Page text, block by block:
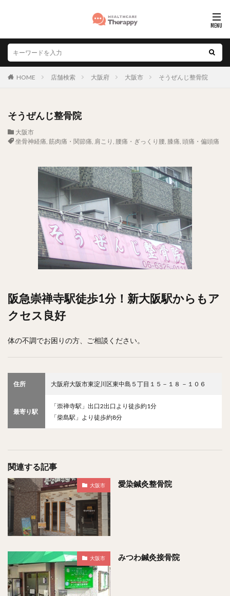
HOME 店舗検索 大阪府 大阪市 そうぜんじ整骨院
そうぜんじ整骨院
大阪市
坐骨神経痛, 筋肉痛・関節痛, 肩こり , 腰痛・ぎっくり腰, 膝痛, 頭痛・偏頭痛
阪急崇禅寺駅徒歩1分！新大阪駅からもア
クセス良好
体の不調でお困りの方、ご相談ください。
住所 大阪府大阪市東淀川区東中島５丁目１５－１８ －１０６
最寄り駅
「崇禅寺駅」出口2出口より徒歩約1分
「柴島駅」より徒歩約8分
関連する記事
大阪市 愛染鍼灸整骨院
大阪市 みつわ鍼灸接骨院